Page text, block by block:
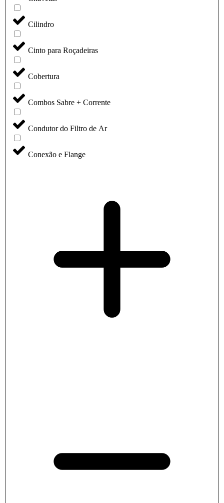
Cilindro
Cinto para Roçadeiras
Cobertura
Combos Sabre + Corrente
Condutor do Filtro de Ar
Conexão e Flange